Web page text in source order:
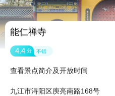
能仁禅寺
4.4 分 不错
查看景点简介及开放时间
九江市浔阳区庾亮南路168号